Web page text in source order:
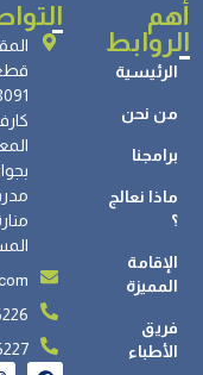
أهم
الروابط
الرئيسية
من نحن
برامجنا
ماذا نعالج
؟
الإقامة
المميزة
فريق
الأطباء